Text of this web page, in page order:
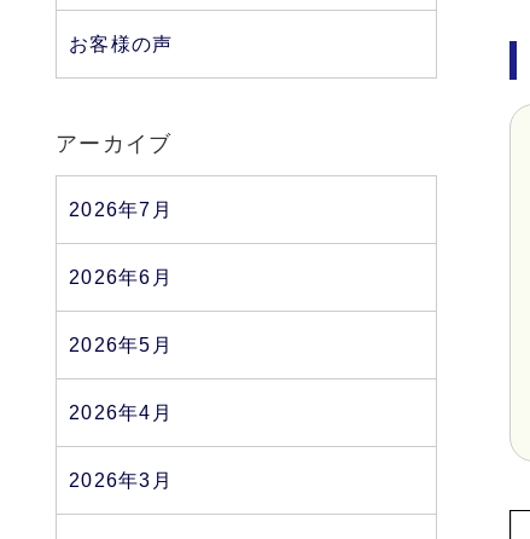
お客様の声
アーカイブ
2026年7月
2026年6月
2026年5月
2026年4月
2026年3月